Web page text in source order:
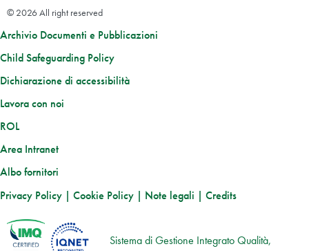
© 2026 All right reserved
Archivio Documenti e Pubblicazioni
Child Safeguarding Policy
Dichiarazione di accessibilità
Lavora con noi
ROL
Area Intranet
Albo fornitori
Privacy Policy | Cookie Policy | Note legali | Credits
Sistema di Gestione Integrato Qualità,